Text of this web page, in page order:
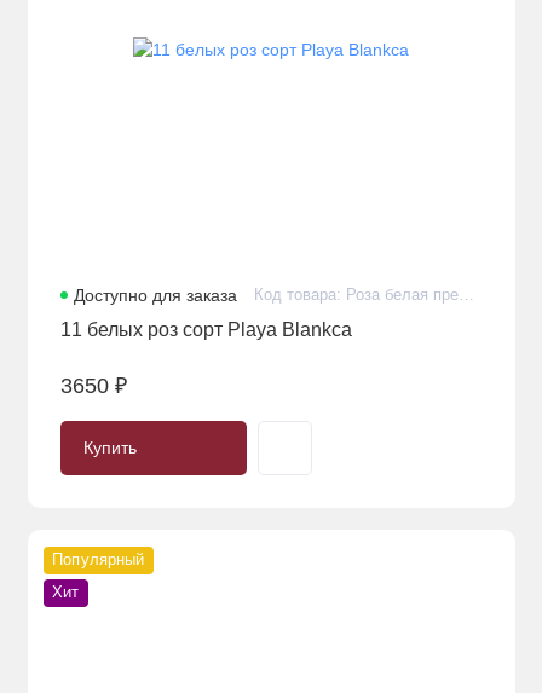
Доступно для заказа Код товара: Роза белая премиум сорта Playa Blankca в количестве 11 штук в авторской упаковке
11 белых роз сорт Playa Blankca
3650 ₽
Купить
Популярный
Хит